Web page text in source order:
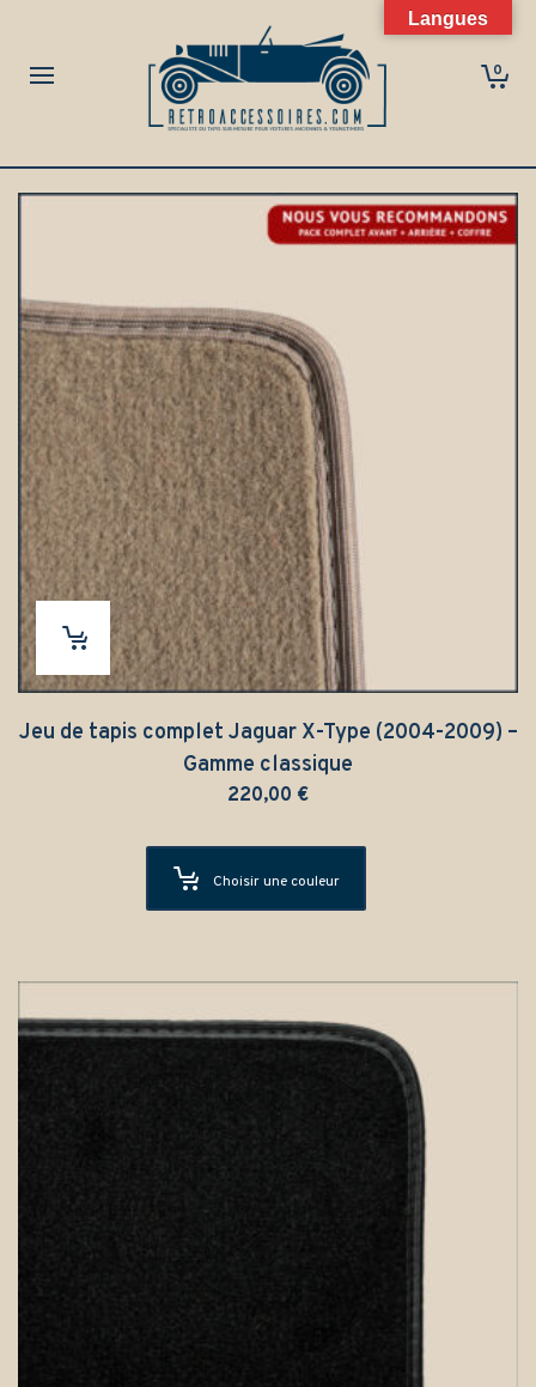
0
Jeu de tapis complet Jaguar X-Type (2004-2009) –
Gamme classique
220,00 €
Choisir une couleur
Langues